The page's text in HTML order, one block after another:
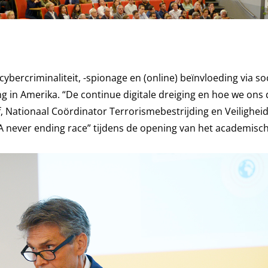
-spionage en (online) beïnvloeding via
in Amerika. “De continue digitale dreiging en hoe we ons
Nationaal Coördinator Terrorismebestrijding en
never ending race” tijdens de opening van het